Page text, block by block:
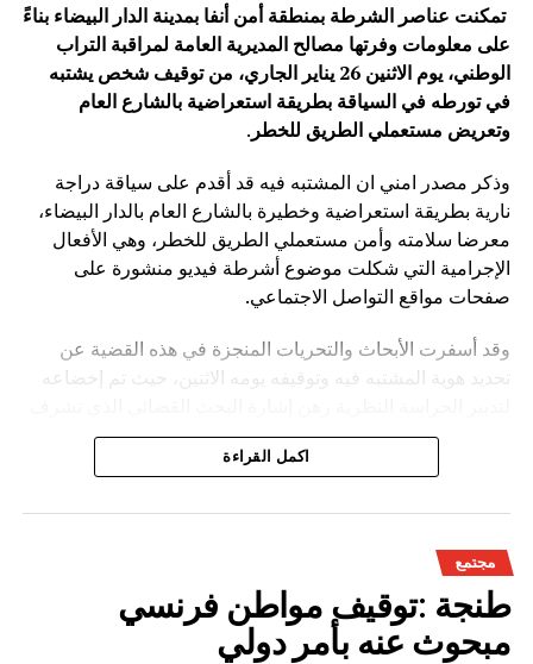
تمكنت عناصر الشرطة بمنطقة أمن أنفا بمدينة الدار البيضاء بناءً
على معلومات وفرتها مصالح المديرية العامة لمراقبة التراب
الوطني، يوم الاثنين 26 يناير الجاري، من توقيف شخص يشتبه
في تورطه في السياقة بطريقة استعراضية بالشارع العام
وتعريض مستعملي الطريق للخطر .
وذكر مصدر امني ان المشتبه فيه قد أقدم على سياقة دراجة
نارية بطريقة استعراضية وخطيرة بالشارع العام بالدار البيضاء،
معرضا سلامته وأمن مستعملي الطريق للخطر، وهي الأفعال
الإجرامية التي شكلت موضوع أشرطة فيديو منشورة على
صفحات مواقع التواصل الاجتماعي.
وقد أسفرت الأبحاث والتحريات المنجزة في هذه القضية عن
تحديد هوية المشتبه فيه وتوقيفه يومه الاثنين، حيث تم إخضاعه
عليه النيابة العامة المختصة، وذلك للكشف عن جميع ظروف
وملابسات وخلفيات هذه القضية، وكذا تحديد كافة
اكمل القراءة
مجتمع
طنجة :توقيف مواطن فرنسي
مبحوث عنه بأمر دولي